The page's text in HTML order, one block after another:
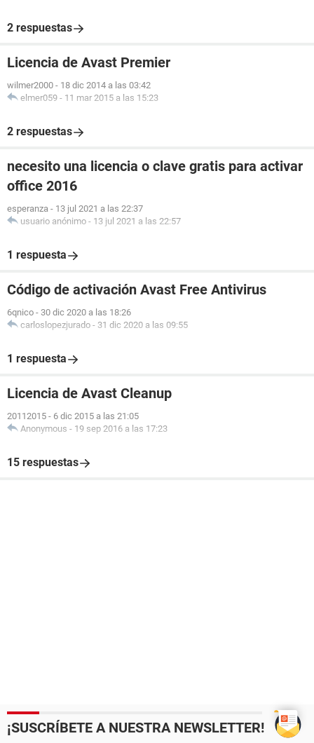
2 respuestas
Licencia de Avast Premier
wilmer2000 - 18 dic 2014 a las 03:42
elmer059 - 11 mar 2015 a las 15:23
2 respuestas
necesito una licencia o clave gratis para activar
office 2016
esperanza - 13 jul 2021 a las 22:37
usuario anónimo - 13 jul 2021 a las 22:57
1 respuesta
Código de activación Avast Free Antivirus
6qnico - 30 dic 2020 a las 18:26
carloslopezjurado - 31 dic 2020 a las 09:55
1 respuesta
Licencia de Avast Cleanup
20112015 - 6 dic 2015 a las 21:05
Anonymous - 19 sep 2016 a las 17:23
15 respuestas
¡SUSCRÍBETE A NUESTRA NEWSLETTER!